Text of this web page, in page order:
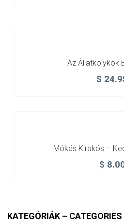
Az Állatkölykök
$
Mókás Kirakós –
$
KATEGÓRIÁK – CATEGORIES